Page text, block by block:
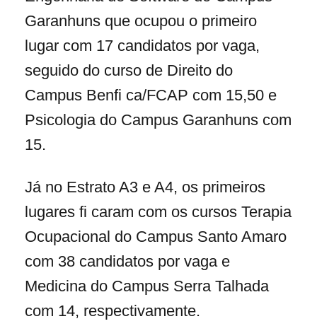
Garanhuns que ocupou o primeiro
lugar com 17 candidatos por vaga,
seguido do curso de Direito do
Campus Benfi ca/FCAP com 15,50 e
Psicologia do Campus Garanhuns com
15.
Já no Estrato A3 e A4, os primeiros
lugares fi caram com os cursos Terapia
Ocupacional do Campus Santo Amaro
com 38 candidatos por vaga e
Medicina do Campus Serra Talhada
com 14, respectivamente.